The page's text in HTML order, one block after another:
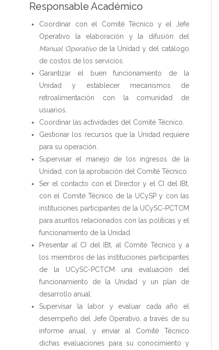
Responsable Académico
Coordinar con el Comité Técnico y el Jefe
Operativo la elaboración y la difusión del
Manual Operativode la Unidad y del catálogo
de costos de los servicios.
Garantizar el buen funcionamiento de la
Unidad y establecer mecanismos de
retroalimentación con la comunidad de
usuarios.
Coordinar las actividades del Comité Técnico.
Gestionar los recursos que la Unidad requiere
para su operación.
Supervisar el manejo de los ingresos de la
Unidad, con la aprobación del Comité Técnico.
Ser el contacto con el Director y el CI del IBt,
con el Comité Técnico de la UCySP y con las
instituciones participantes de la UCySC-PCTCM
para asuntos relacionados con las políticas y el
funcionamiento de la Unidad.
Presentar al CI del IBt, al Comité Técnico y a
los miembros de las instituciones participantes
de la UCySC-PCTCM una evaluación del
funcionamiento de la Unidad y un plan de
desarrollo anual.
Supervisar la labor y evaluar cada año el
desempeño del Jefe Operativo, a través de su
informe anual, y enviar al Comité Técnico
dichas evaluaciones para su conocimiento y